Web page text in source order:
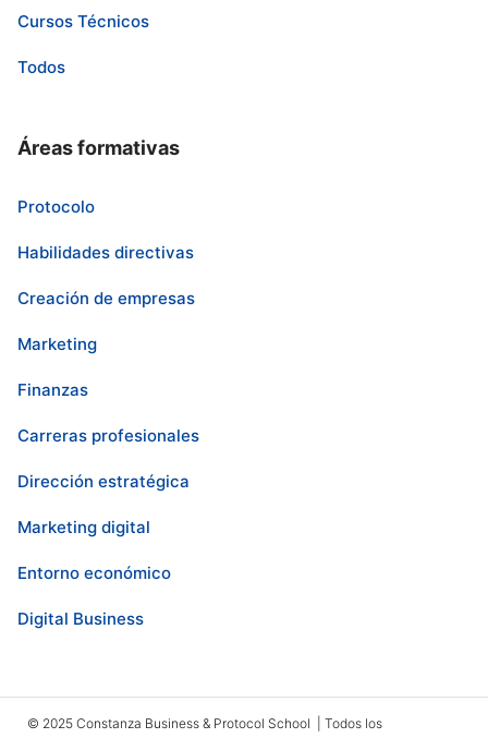
Cursos Técnicos
Todos
Áreas formativas
Protocolo
Habilidades directivas
Creación de empresas
Marketing
Finanzas
Carreras profesionales
Dirección estratégica
Marketing digital
Entorno económico
Digital Business
© 2025 Constanza Business & Protocol School | Todos los